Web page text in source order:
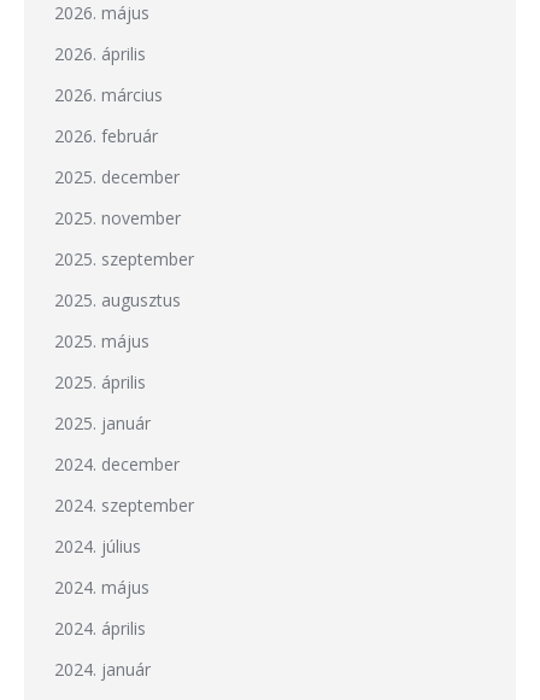
2026. május
2026. április
2026. március
2026. február
2025. december
2025. november
2025. szeptember
2025. augusztus
2025. május
2025. április
2025. január
2024. december
2024. szeptember
2024. július
2024. május
2024. április
2024. január